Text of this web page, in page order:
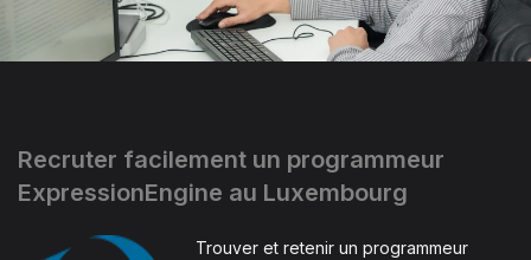
Recruter facilement un programmeur
ExpressionEngine au Luxembourg
Trouver et retenir un programmeur